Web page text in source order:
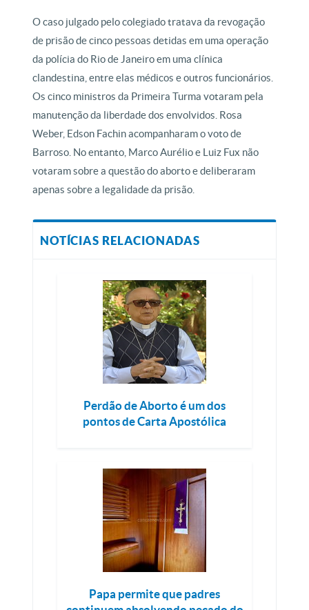
O caso julgado pelo colegiado tratava da revogação
de prisão de cinco pessoas detidas em uma operação
da polícia do Rio de Janeiro em uma clínica
clandestina, entre elas médicos e outros funcionários.
Os cinco ministros da Primeira Turma votaram pela
manutenção da liberdade dos envolvidos. Rosa
Weber, Edson Fachin acompanharam o voto de
Barroso. No entanto, Marco Aurélio e Luiz Fux não
votaram sobre a questão do aborto e deliberaram
apenas sobre a legalidade da prisão.
NOTÍCIAS RELACIONADAS
Perdão de Aborto é um dos
pontos de Carta Apostólica
Papa permite que padres